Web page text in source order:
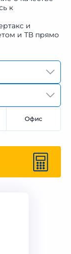
к
и
и ТВ прямо
Офис